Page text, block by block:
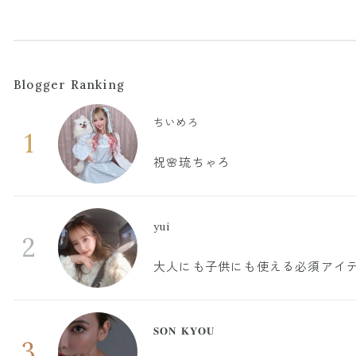
Blogger Ranking
1
ちいめろ
祝🌸琉ちゃろ
2
yui
大人にも子供にも使える必須アイ
𝐒𝐎𝐍 𝐊𝐘𝐎𝐔